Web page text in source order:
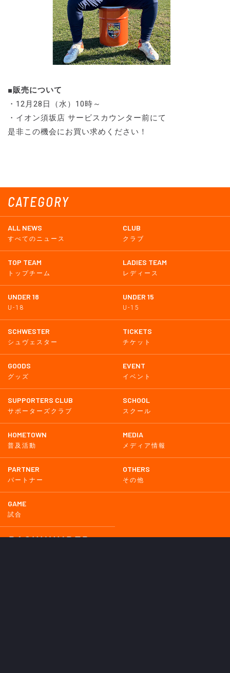
CATEGORY
ALL NEWS
すべてのニュース
CLUB
クラブ
TOP TEAM
トップチーム
LADIES TEAM
レディース
UNDER 18
U-18
UNDER 15
U-15
SCHWESTER
シュヴェスター
TICKETS
チケット
GOODS
グッズ
EVENT
イベント
SUPPORTERS CLUB
サポーターズクラブ
SCHOOL
スクール
HOMETOWN
普及活動
MEDIA
メディア情報
PARTNER
パートナー
OTHERS
その他
GAME
試合
BACKNUMBER
■販売について
・12月28日（水）10時～
・イオン須坂店 サービスカウンター前にて
是非この機会にお買い求めください！